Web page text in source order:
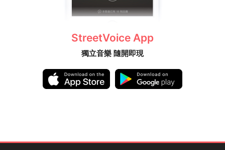
StreetVoice App
獨立音樂 隨開即現